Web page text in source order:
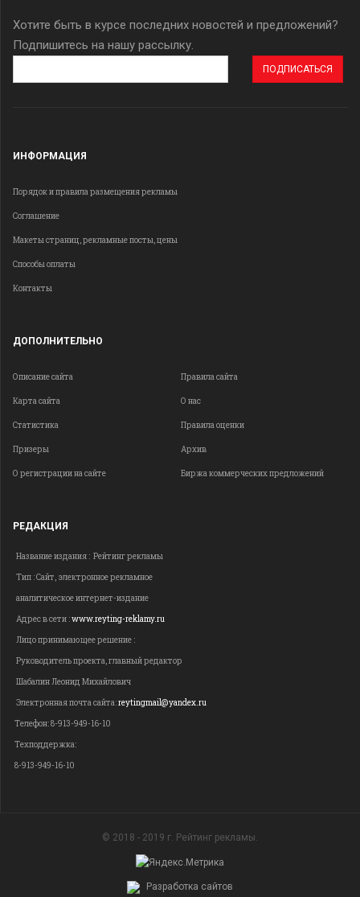
Хотите быть в курсе последних новостей и предложений?
Подпишитесь на нашу рассылку.
эл.
ИНФОРМАЦИЯ
Порядок и правила размещения рекламы
Соглашение
Макеты страниц, рекламные посты, цены
Способы оплаты
Контакты
ДОПОЛНИТЕЛЬНО
Описание сайта Правила сайта
Карта сайта О нас
Статистика Правила оценки
Призеры Архив
О регистрации на сайте Биржа коммерческих предложений
РЕДАКЦИЯ
Название издания : Рейтинг рекламы
Тип : Сайт, электронное рекламное
аналитическое интернет-издание
Адрес в сети :www.reyting-reklamy.ru
Лицо принимающее решение :
Руководитель проекта, главный редактор
Шабалин Леонид Михайлович
Электронная почта сайта:reytingmail@yandex.ru
Телефон: 8-913-949-16-10
Техподдержка:
8-913-949-16-10
© 2018 - 2019 г. Рейтинг рекламы.
Разработка сайтов